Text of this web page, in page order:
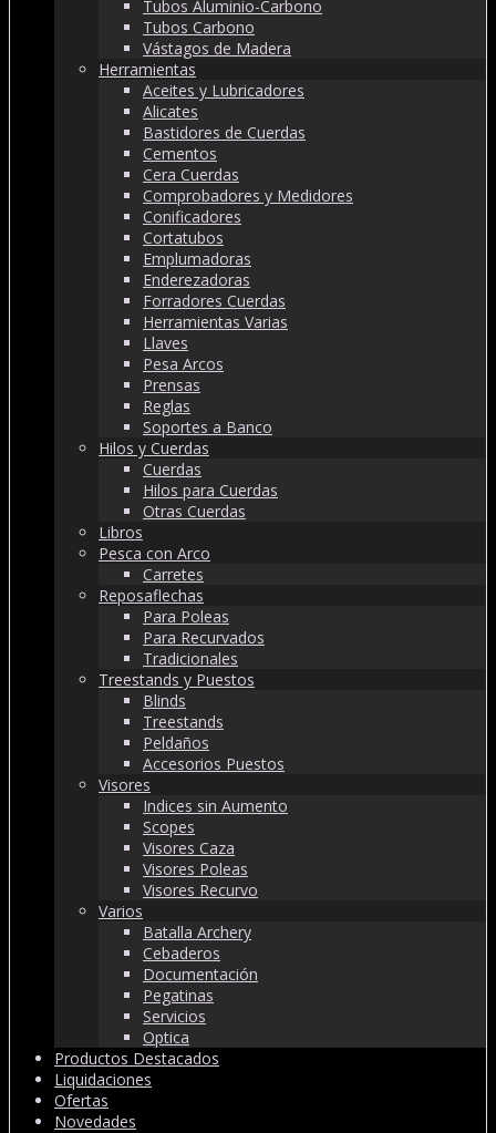
Tubos Aluminio-Carbono
Tubos Carbono
Vástagos de Madera
Herramientas
Aceites y Lubricadores
Alicates
Bastidores de Cuerdas
Cementos
Cera Cuerdas
Comprobadores y Medidores
Conificadores
Cortatubos
Emplumadoras
Enderezadoras
Forradores Cuerdas
Herramientas Varias
Llaves
Pesa Arcos
Prensas
Reglas
Soportes a Banco
Hilos y Cuerdas
Cuerdas
Hilos para Cuerdas
Otras Cuerdas
Libros
Pesca con Arco
Carretes
Reposaflechas
Para Poleas
Para Recurvados
Tradicionales
Treestands y Puestos
Blinds
Treestands
Peldaños
Accesorios Puestos
Visores
Indices sin Aumento
Scopes
Visores Caza
Visores Poleas
Visores Recurvo
Varios
Batalla Archery
Cebaderos
Documentación
Pegatinas
Servicios
Optica
Productos Destacados
Liquidaciones
Ofertas
Novedades